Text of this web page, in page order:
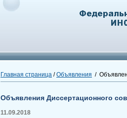
Главная страница /Объявления /
Объявления Диссертационного
11.09.2018